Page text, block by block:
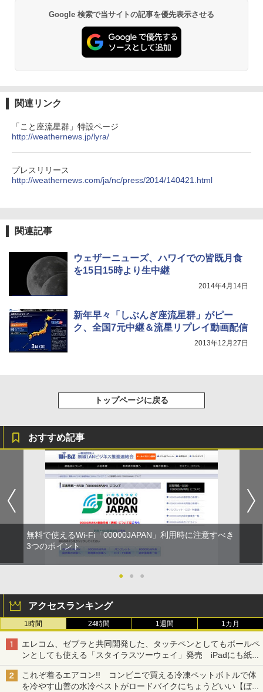
Google 検索で当サイトの記事を優先表示させる
関連リンク
「こと座流星群」特設ページ
http://weathernews.jp/lyra/
プレスリリース
http://weathernews.com/ja/nc/press/2014/140421.html
関連記事
ウェザーニューズ、ハワイでの皆既月食
を15日15時より生中継
2014年4月14日
新年早々「しぶんぎ座流星群」がピー
ク、全国7元中継＆流星リプレイ動画配信
2013年12月27日
トップページに戻る
おすすめ記事
無料で使えるWi-Fi「00000JAPAN」利用時に注意すべき
3つのポイント
● ● ●
アクセスランキング
1時間 24時間 1週間 1カ月
エレコム、ゼブラと共同開発した、タッチペンとしてもボールペ
ンとしても使える「スタイラスツーウェイ」発売 iPadにも紙に
も、持ち替えずに書き込める
これぞ着るエアコン!! コンビニで買える冷凍ペットボトルで体
を冷やす山善の水冷ベストがロードバイクにちょうどいい【ぼっ